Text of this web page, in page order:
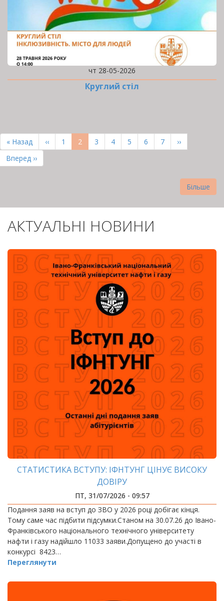
чт 28-05-2026
Круглий стіл
НА
СТОРІНКИ
Перша
сторінка
« Назад
Попередня
сторінка
‹‹ Page
1
Поточна
сторінка
2 Page
3 Page
4 Page
5 Page
6 Page
7
Наступна
сторінка
››
Остання
сторінка
Вперед ››
Більше
АКТУАЛЬНІ НОВИНИ
СТАТИСТИКА ВСТУПУ: ІФНТУНГ ЦІНУЄ ВИСОКУ
ДОВІРУ
ПТ, 31/07/2026 - 09:57
Подання заяв на вступ до ЗВО у 2026 році добігає кінця.
Тому саме час підбити підсумки.Станом на 30.07.26 до Івано-
Франківського національного технічного університету
нафти і газу надійшло 11033 заяви.Допущено до участі в
конкурсі 8423…
Переглянути